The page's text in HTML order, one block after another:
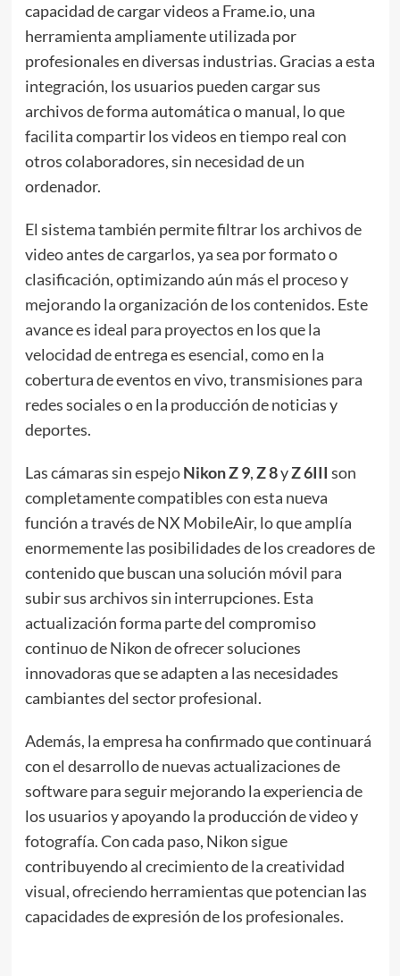
capacidad de cargar videos a Frame.io, una
herramienta ampliamente utilizada por
profesionales en diversas industrias. Gracias a esta
integración, los usuarios pueden cargar sus
archivos de forma automática o manual, lo que
facilita compartir los videos en tiempo real con
otros colaboradores, sin necesidad de un
ordenador.
El sistema también permite filtrar los archivos de
video antes de cargarlos, ya sea por formato o
clasificación, optimizando aún más el proceso y
mejorando la organización de los contenidos. Este
avance es ideal para proyectos en los que la
velocidad de entrega es esencial, como en la
cobertura de eventos en vivo, transmisiones para
redes sociales o en la producción de noticias y
deportes.
Las cámaras sin espejoNikon Z 9,Z 8yZ 6III son
completamente compatibles con esta nueva
función a través de NX MobileAir, lo que amplía
enormemente las posibilidades de los creadores de
contenido que buscan una solución móvil para
subir sus archivos sin interrupciones. Esta
actualización forma parte del compromiso
continuo de Nikon de ofrecer soluciones
innovadoras que se adapten a las necesidades
cambiantes del sector profesional.
Además, la empresa ha confirmado que continuará
con el desarrollo de nuevas actualizaciones de
software para seguir mejorando la experiencia de
los usuarios y apoyando la producción de video y
fotografía. Con cada paso, Nikon sigue
contribuyendo al crecimiento de la creatividad
visual, ofreciendo herramientas que potencian las
capacidades de expresión de los profesionales.